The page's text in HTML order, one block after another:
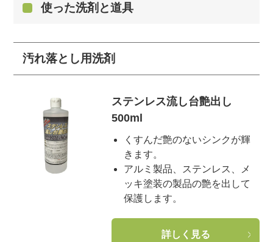
使った洗剤と道具
汚れ落とし用洗剤
ステンレス流し台艶出し
500ml
くすんだ艶のないシンクが輝
きます。
アルミ製品、ステンレス、メ
ッキ塗装の製品の艶を出して
保護します。
詳しく見る